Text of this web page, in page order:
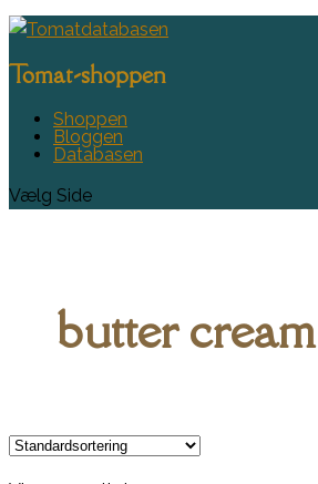
Tomat-shoppen
Shoppen
Bloggen
Databasen
Vælg Side
butter cream